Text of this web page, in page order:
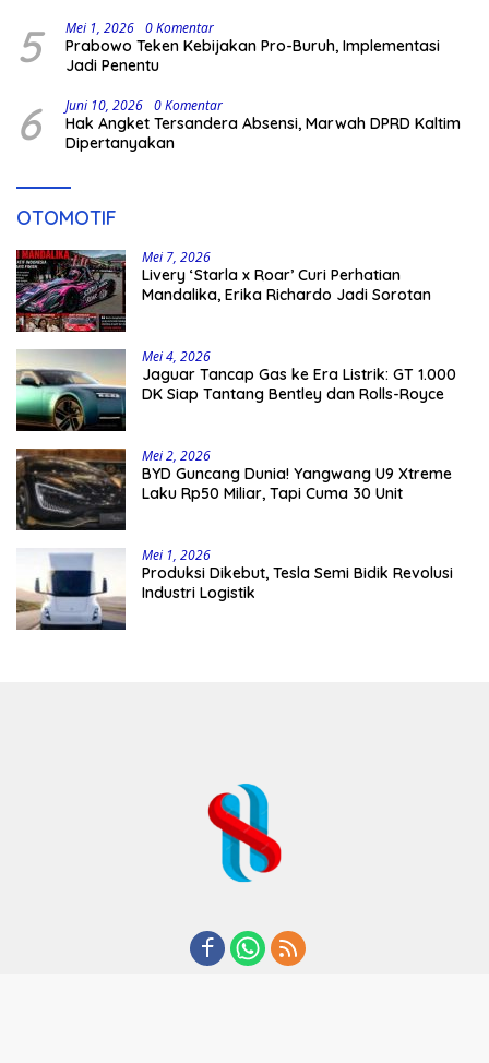
5 Mei 1, 2026 0 Komentar
Prabowo Teken Kebijakan Pro-Buruh, Implementasi
Jadi Penentu
6 Juni 10, 2026 0 Komentar
Hak Angket Tersandera Absensi, Marwah DPRD Kaltim
Dipertanyakan
OTOMOTIF
Mei 7, 2026
Livery ‘Starla x Roar’ Curi Perhatian
Mandalika, Erika Richardo Jadi Sorotan
Mei 4, 2026
Jaguar Tancap Gas ke Era Listrik: GT 1.000
DK Siap Tantang Bentley dan Rolls-Royce
Mei 2, 2026
BYD Guncang Dunia! Yangwang U9 Xtreme
Laku Rp50 Miliar, Tapi Cuma 30 Unit
Mei 1, 2026
Produksi Dikebut, Tesla Semi Bidik Revolusi
Industri Logistik